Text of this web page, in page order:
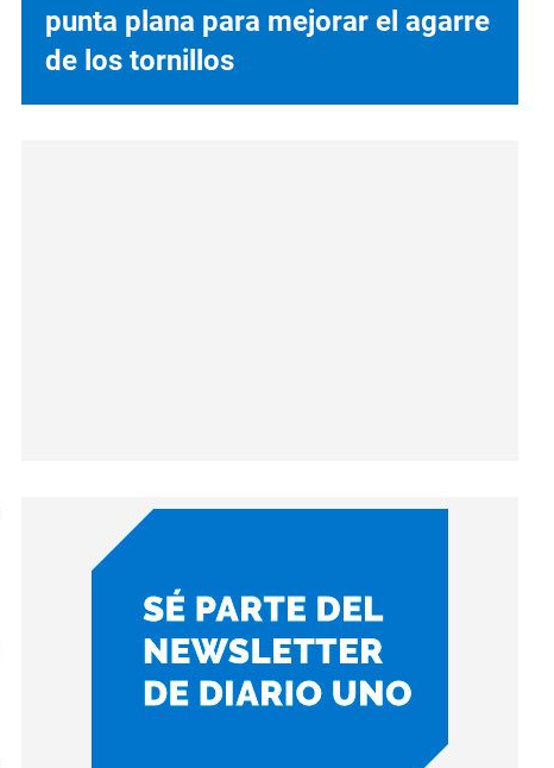
punta plana para mejorar el agarre
de los tornillos